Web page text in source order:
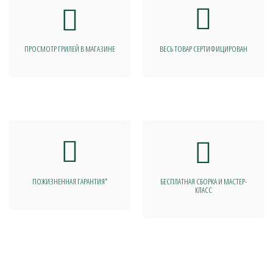
ПРОСМОТР ГРИЛЕЙ В МАГАЗИНЕ ВЕСЬ ТОВАР СЕРТИФИЦИРОВАН
ПОЖИЗНЕННАЯ ГАРАНТИЯ* БЕСПЛАТНАЯ СБОРКА И МАСТЕР-
КЛАСС